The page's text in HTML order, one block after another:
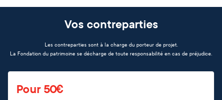
Vos contreparties
Les contreparties sont à la charge du porteur de projet.
La Fondation du patrimoine se décharge de toute responsabilité en cas de préjudice.
Pour 50€